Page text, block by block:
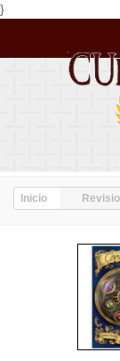
}
Inicio